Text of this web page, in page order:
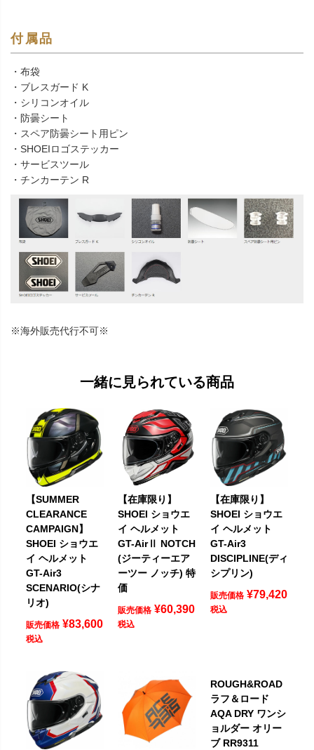
付属品
・布袋
・ブレスガード K
・シリコンオイル
・防曇シート
・スペア防曇シート用ピン
・SHOEIロゴステッカー
・サービスツール
・チンカーテン R
※海外販売代行不可※
一緒に見られている商品
【SUMMER
CLEARANCE
CAMPAIGN】
SHOEI ショウエ
イ ヘルメット
GT-Air3
SCENARIO(シナ
リオ)
販売価格 ¥83,600
税込
【在庫限り】
SHOEI ショウエ
イ ヘルメット
GT-AirⅡ NOTCH
(ジーティーエア
ーツー ノッチ) 特
価
販売価格 ¥60,390
税込
【在庫限り】
SHOEI ショウエ
イ ヘルメット
GT-Air3
DISCIPLINE(ディ
シプリン)
販売価格 ¥79,420
税込
ROUGH&ROAD
ラフ＆ロード
AQA DRY ワンシ
ョルダー オリー
ブ RR9311